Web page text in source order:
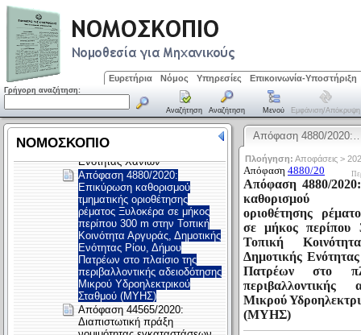
Ευρετήρια Νόμος Υπηρεσίες Επικοινωνία-Υποστήριξη
Γρήγορη αναζήτηση:
Αναζήτηση Αναζήτηση Μενού Εμφάνιση/απόκρυψη
Απόφαση 4880/